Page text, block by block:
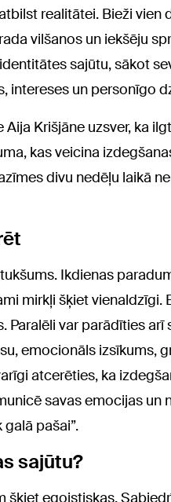
realitātei. Bieži vien
vilšanos un iekšēju
sajūtu, sākot
intereses un personīgo
Krišjāne uzsver, ka
kas veicina
divu nedēļu laikā
Ikdienas
mirkļi šķiet vienaldzīgi.
Paralēli var parādīties arī
emocionāls izsīkums,
atcerēties, ka
savas emocijas un
pašai”.
sajūtu?